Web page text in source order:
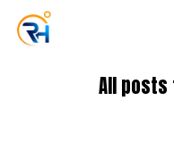
All